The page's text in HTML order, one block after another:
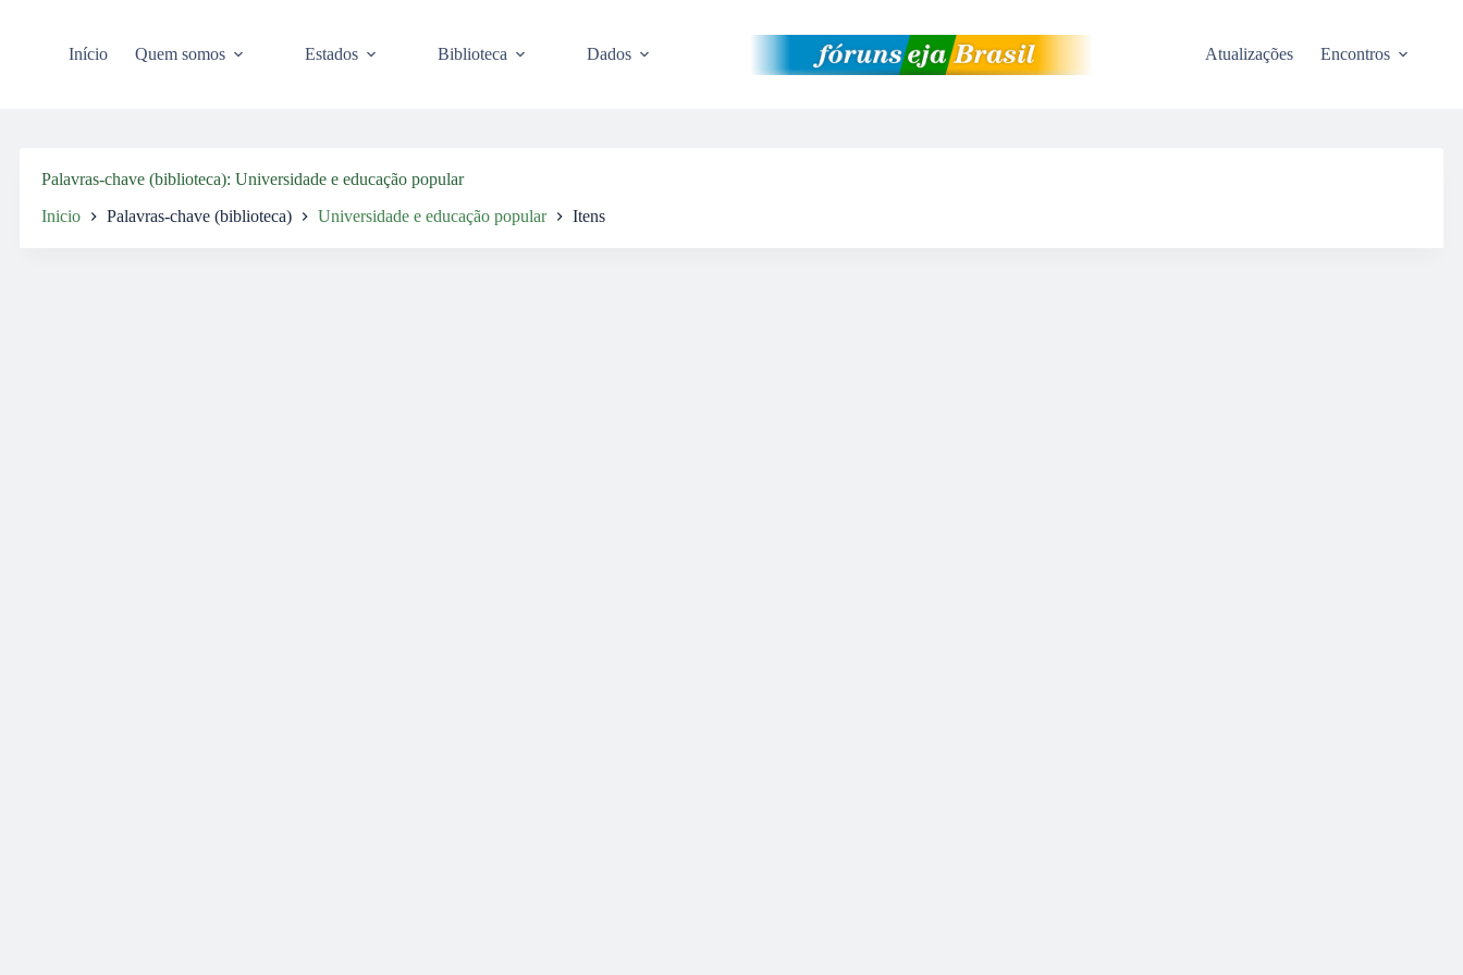
Início Quem somos Estados Biblioteca Dados Atualizações Encontros
Palavras-chave (biblioteca) Universidade e educação popular
Inicio Palavras-chave (biblioteca) Universidade e educação popular Itens